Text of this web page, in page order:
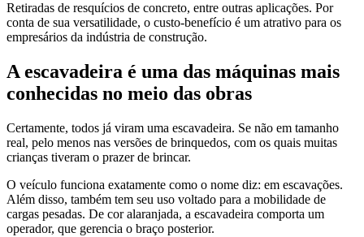
Retiradas de resquícios de concreto, entre outras aplicações. Por
conta de sua versatilidade, o custo-benefício é um atrativo para os
empresários da indústria de construção.
A escavadeira é uma das máquinas mais
conhecidas no meio das obras
Certamente, todos já viram uma escavadeira. Se não em tamanho
real, pelo menos nas versões de brinquedos, com os quais muitas
crianças tiveram o prazer de brincar.
O veículo funciona exatamente como o nome diz: em escavações.
Além disso, também tem seu uso voltado para a mobilidade de
cargas pesadas. De cor alaranjada, a escavadeira comporta um
operador, que gerencia o braço posterior.